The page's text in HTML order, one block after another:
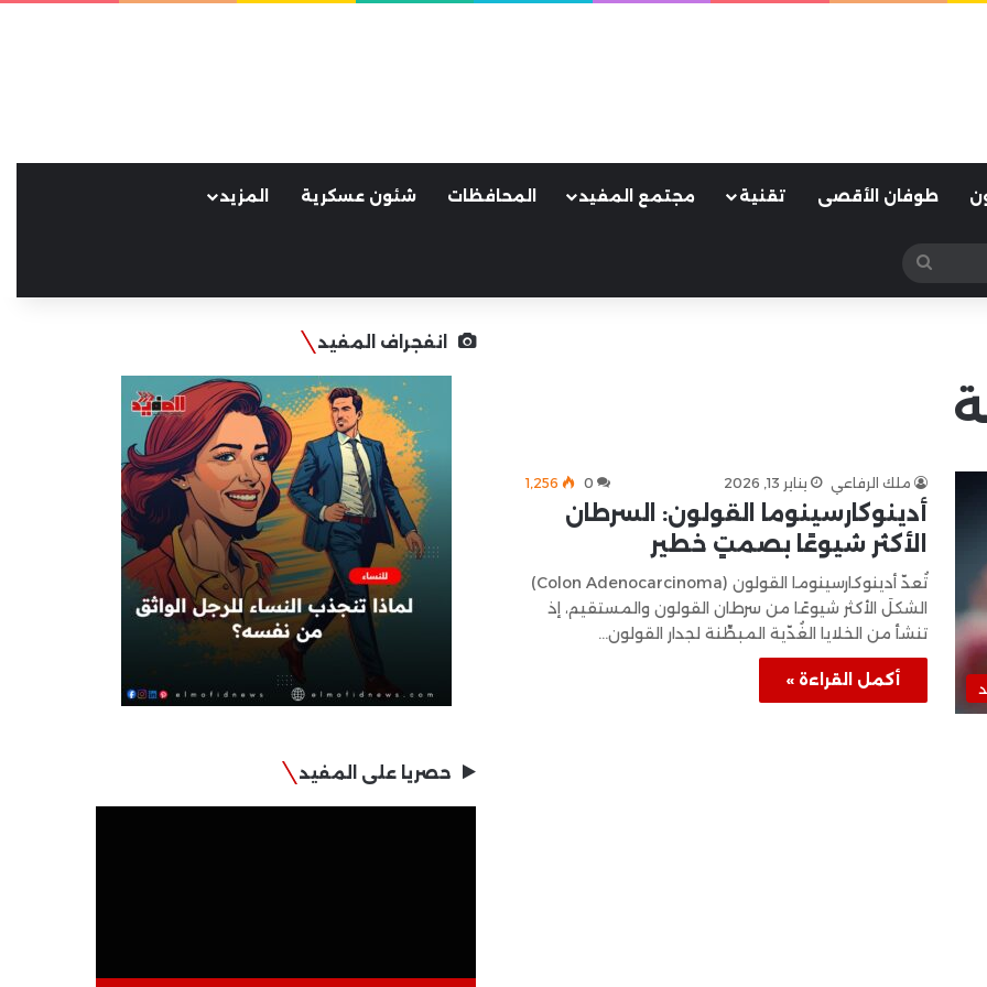
طوفان الأقصى تقنية مجتمع المفيد المحافظات شئون عسكرية المزيد
بحث
عن
ملك الرفاعي يناير 13, 2026 0 1٬256
أدينوكارسينوما القولون: السرطان
الأكثر شيوعًا بصمتٍ خطير
تُعدّ أدينوكارسينوما القولون (Colon Adenocarcinoma)
الشكلَ الأكثر شيوعًا من سرطان القولون والمستقيم، إذ
تنشأ من الخلايا الغُدّية المبطِّنة لجدار القولون…
أكمل القراءة »
انفجراف المفيد
حصريا على المفيد